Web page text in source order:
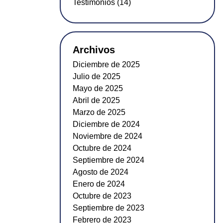
Testimonios (14)
Archivos
Diciembre de 2025
Julio de 2025
Mayo de 2025
Abril de 2025
Marzo de 2025
Diciembre de 2024
Noviembre de 2024
Octubre de 2024
Septiembre de 2024
Agosto de 2024
Enero de 2024
Octubre de 2023
Septiembre de 2023
Febrero de 2023